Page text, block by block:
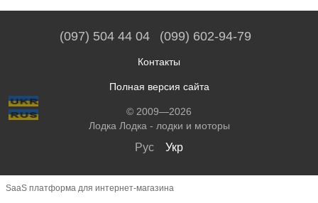
(097) 504 44 04 (099) 602-94-79
Контакты
Полная версия сайта
© 2009—2026
Лодка Лодка - лодки и моторы
Рус Укр
SaaS платформа для интернет-магазина